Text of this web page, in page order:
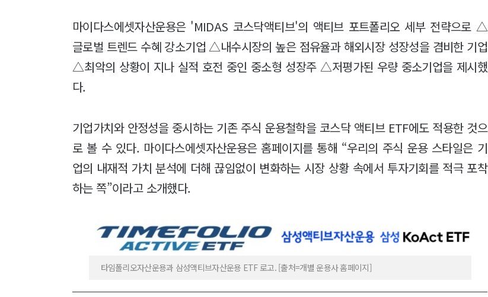
마이다스에셋자산운용은 'MIDAS 코스닥액티브'의 액티브 포트폴리오 세부 전략으로 △
글로벌 트렌드 수혜 강소기업 △내수시장의 높은 점유율과 해외시장 성장성을 겸비한 기업
△최악의 상황이 지나 실적 호전 중인 중소형 성장주 △저평가된 우량 중소기업을 제시했
다.
기업가치와 안정성을 중시하는 기존 주식 운용철학을 코스닥 액티브 ETF에도 적용한 것으
로 볼 수 있다. 마이다스에셋자산운용은 홈페이지를 통해 “우리의 주식 운용 스타일은 기
업의 내재적 가치 분석에 더해 끊임없이 변화하는 시장 상황 속에서 투자기회를 적극 포착
하는 쪽”이라고 소개했다.
타임폴리오자산운용과 삼성액티브자산운용 ETF 로고. [출처=개별 운용사 홈페이지]